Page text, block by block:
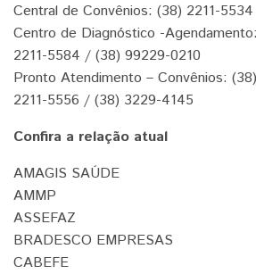
Central de Convênios: (38) 2211-5534
Centro de Diagnóstico -
2211-5584 / (38) 99229-0210
Pronto Atendimento – Convênios:
2211-5556 / (38) 3229-4145
Confira a relação atual
AMAGIS SAÚDE
AMMP
ASSEFAZ
BRADESCO EMPRESAS
CABEFE